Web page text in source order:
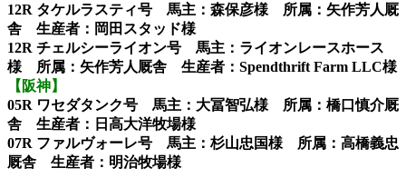
12R タケルラスティ号 馬主：森保彦様 所属：矢作芳人厩
舎 生産者：岡田スタッド様
12R チェルシーライオン号 馬主：ライオンレースホース
様 所属：矢作芳人厩舎 生産者：Spendthrift Farm LLC様
【阪神】
05R ワセダタンク号 馬主：大冨智弘様 所属：橋口慎介厩
舎 生産者：日高大洋牧場様
07R ファルヴォーレ号 馬主：杉山忠国様 所属：高橋義忠
厩舎 生産者：明治牧場様